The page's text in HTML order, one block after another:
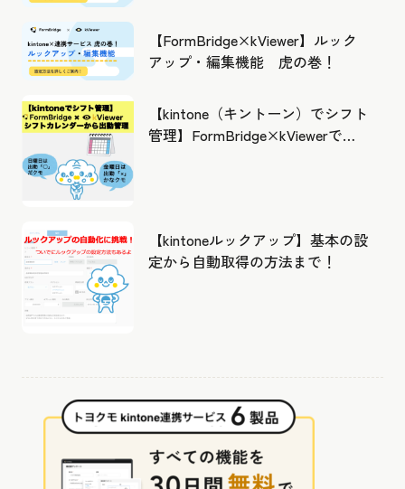
【FormBridge×kViewer】ルック
アップ・編集機能 虎の巻！
【kintone（キントーン）でシフト
管理】FormBridge×kViewerで作
【kintoneルックアップ】基本の設
定から自動取得の方法まで！